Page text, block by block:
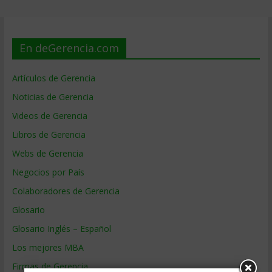
En deGerencia.com
Artículos de Gerencia
Noticias de Gerencia
Videos de Gerencia
Libros de Gerencia
Webs de Gerencia
Negocios por País
Colaboradores de Gerencia
Glosario
Glosario Inglés – Español
Los mejores MBA
Firmas de Gerencia